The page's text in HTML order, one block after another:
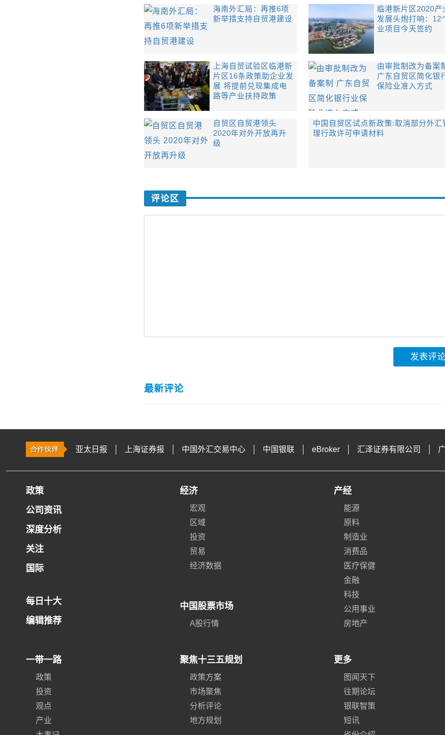
海南外汇局：再推6项
新举措支持自贸港建设
临港新片区2020产
发展头炮打响：12
业项目今天签约
上海自贸试验区临港新
片区16条政策助企业发
展 将提前兑现集成电
路等产业扶持政策
由审批制改为备案
广东自贸区简化银
保险业准入方式
自贸区自贸港领头
2020年对外开放再升
级
中国自贸区试点新政策:取消部分外汇
理行政许可申请材料
评论区
发表评
最新评论
亚太日报 上海证券报 中国外汇交易中心 中国银联 eBroker 汇泽证券有限公司
政策
公司资讯
深度分析
关注
国际
每日十大
编辑推荐
经济
宏观
区域
投资
贸易
经济数据
中国股票市场
A股行情
产经
能源
原料
制造业
消费品
医疗保健
金融
科技
公用事业
房地产
一带一路
政策
投资
观点
产业
聚焦十三五规划
政策方案
市场聚焦
分析评论
地方规划
更多
图闻天下
往期论坛
银联智策
短讯